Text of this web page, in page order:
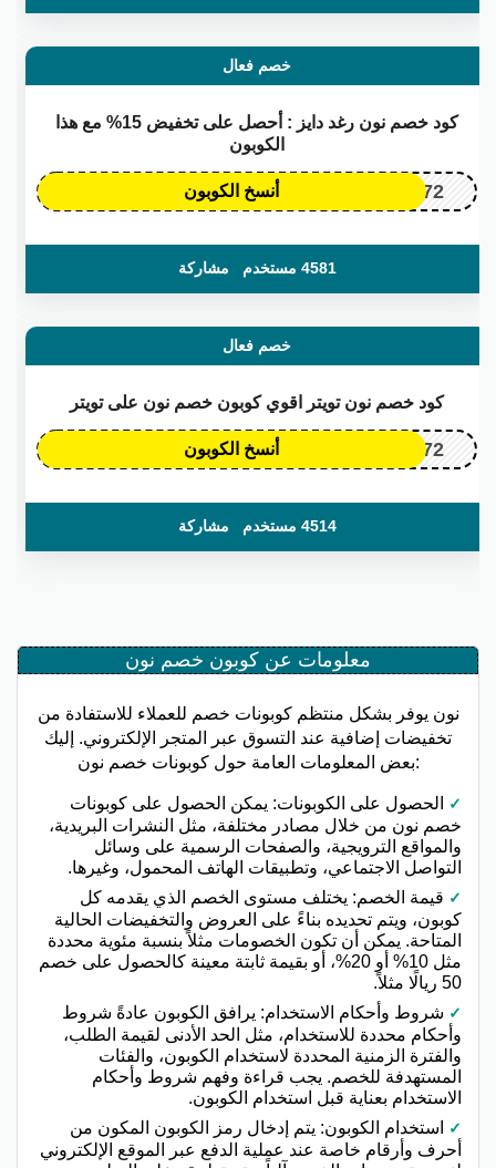
خصم فعال
كود خصم نون رغد دايز : أحصل على تخفيض 15% مع هذا
الكوبون
OP172 أنسخ الكوبون
4581 مستخدم مشاركة
خصم فعال
كود خصم نون تويتر اقوي كوبون خصم نون على تويتر
OP172 أنسخ الكوبون
4514 مستخدم مشاركة
معلومات عن كوبون خصم نون
نون يوفر بشكل منتظم كوبونات خصم للعملاء للاستفادة من
تخفيضات إضافية عند التسوق عبر المتجر الإلكتروني. إليك
بعض المعلومات العامة حول كوبونات خصم نون:
الحصول على الكوبونات: يمكن الحصول على كوبونات
خصم نون من خلال مصادر مختلفة، مثل النشرات البريدية،
والمواقع الترويجية، والصفحات الرسمية على وسائل
التواصل الاجتماعي، وتطبيقات الهاتف المحمول، وغيرها.
قيمة الخصم: يختلف مستوى الخصم الذي يقدمه كل
كوبون، ويتم تحديده بناءً على العروض والتخفيضات الحالية
المتاحة. يمكن أن تكون الخصومات مثلاً بنسبة مئوية محددة
مثل 10% أو 20%، أو بقيمة ثابتة معينة كالحصول على خصم
50 ريالًا مثلاً.
شروط وأحكام الاستخدام: يرافق الكوبون عادةً شروط
وأحكام محددة للاستخدام، مثل الحد الأدنى لقيمة الطلب،
والفترة الزمنية المحددة لاستخدام الكوبون، والفئات
المستهدفة للخصم. يجب قراءة وفهم شروط وأحكام
الاستخدام بعناية قبل استخدام الكوبون.
استخدام الكوبون: يتم إدخال رمز الكوبون المكون من
أحرف وأرقام خاصة عند عملية الدفع عبر الموقع الإلكتروني